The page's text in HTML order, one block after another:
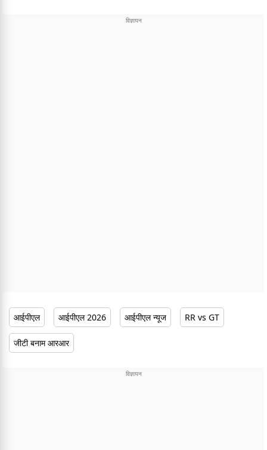
आईपीएल आईपीएल 2026 आईपीएल न्यूज RR vs GT
जीटी बनाम आरआर